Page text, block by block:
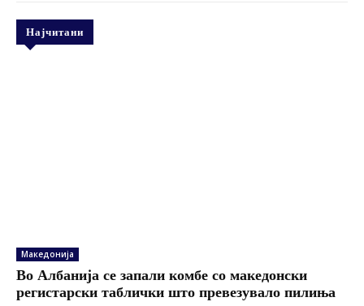
Најчитани
Македонија
Во Албанија се запали комбе со македонски
регистарски таблички што превезувало пилиња